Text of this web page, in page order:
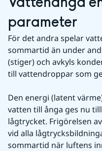
parameter
För det andra spelar
sommartid än under
(stiger) och avkyls
till vattendroppar som
Den energi (latent
vatten till ånga ges nu
lågtrycket. Frigörelsen
vid alla
sommartid när luftens